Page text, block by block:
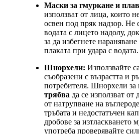
Маски за гмуркане и
използват от лица, които
освен под пряк надзор. Не
водата с лицето надолу,
за да избегнете
плаката при удара с водата.
Шнорхели: Използвайте
съобразени с възрастта и
потребителя. Шнорхели за
трябва да се използват от
от натрупване на
тръбата и недостатъчен
дробове за изтласкването
употреба проверявайте